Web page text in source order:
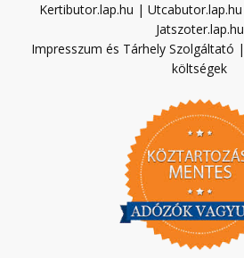
Kertibutor.lap.hu | Utcabutor.lap.hu
Jatszoter.lap.hu
Impresszum és Tárhely Szolgáltató |
költségek